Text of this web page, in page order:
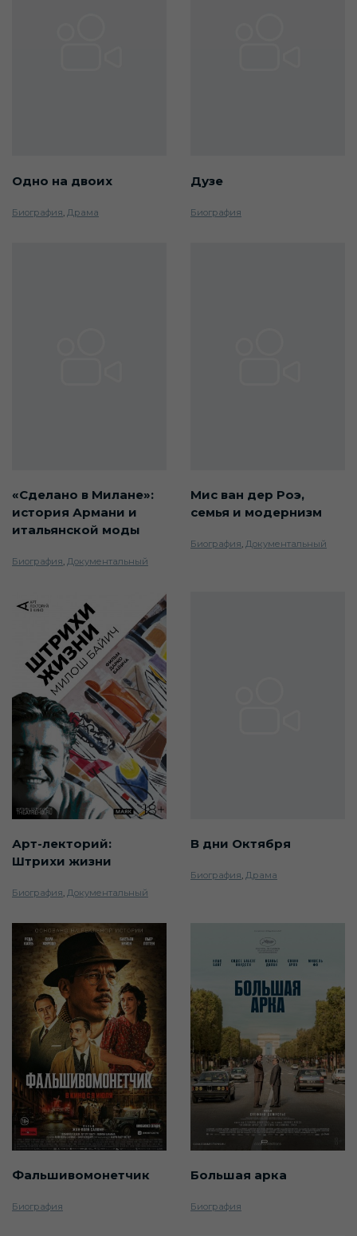
Одно на двоих
Биография Драма
Дузе
Биография
«Сделано в Милане»:
история Армани и
итальянской моды
Биография, Документальный
Мис ван дер Роэ,
семья и модернизм
Биография, Документальный
Арт-лекторий:
Штрихи жизни
Биография, Документальный
В дни Октября
Биография, Драма
Фальшивомонетчик
Биография
Большая арка
Биография